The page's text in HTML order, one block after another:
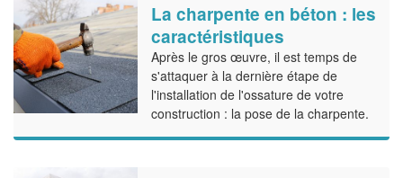
La charpente en béton : les
caractéristiques
Après le gros œuvre, il est temps de
s'attaquer à la dernière étape de
l'installation de l'ossature de votre
construction : la pose de la charpente.